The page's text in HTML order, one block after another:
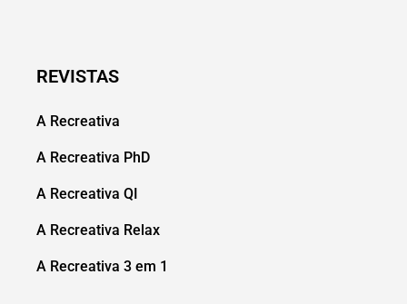
REVISTAS
A Recreativa
A Recreativa PhD
A Recreativa QI
A Recreativa Relax
A Recreativa 3 em 1